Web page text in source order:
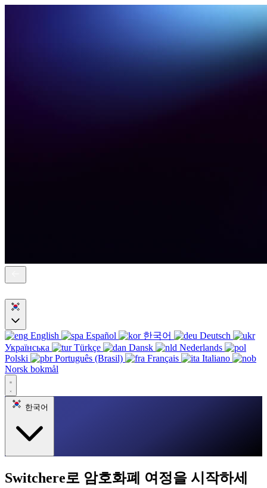
English Español 한국어
Deutsch
Українська
Türkçe Dansk
Nederlands
Polski
Português (Brasil) Français
Italiano
Norsk bokmål
한국어
Switchere로 암호화폐 여정을 시작하세